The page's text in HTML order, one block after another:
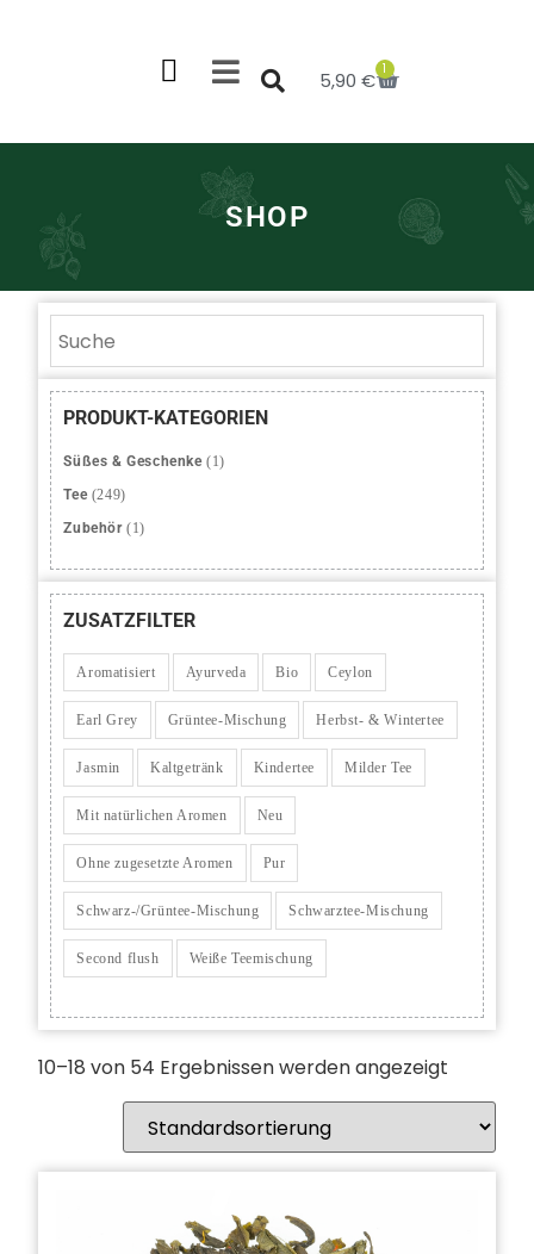
5,90 € 1
SHOP
PRODUKT-KATEGORIEN
Süßes & Geschenke (1)
Tee (249)
Zubehör (1)
ZUSATZFILTER
Aromatisiert Ayurveda Bio Ceylon
Earl Grey Grüntee-Mischung Herbst- & Wintertee
Jasmin Kaltgetränk Kindertee Milder Tee
Mit natürlichen Aromen Neu
Ohne zugesetzte Aromen Pur
Schwarz-/Grüntee-Mischung Schwarztee-Mischung
Second flush Weiße Teemischung
10–18 von 54 Ergebnissen werden angezeigt